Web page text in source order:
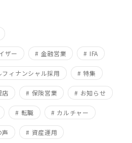
ザー # 金融営業 # IFA
ィナンシャル採用 # 特集
店 # 保険営業 # お知らせ
# 転職 # カルチャー
# 資産運用